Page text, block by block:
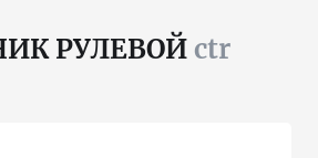
РУЛЕВОЙ ctr